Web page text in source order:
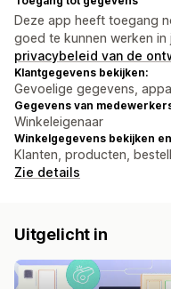
Deze app heeft toegang
goed te kunnen werken in
privacybeleid van de
Klantgegevens bekijken:
Gevoelige gegevens,
Gegevens van
Winkeleigenaar
Winkelgegevens bekijken
Klanten, producten,
Zie details
Uitgelicht in